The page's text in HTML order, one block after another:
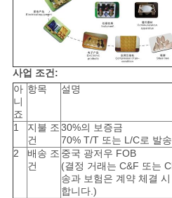
사업 조건:
아
니
죠
항목 설명
1
지불 조
건
30%의 보증금
70% T/T 또는 L/C로 발
2
배송 조
건
중국 광저우 FOB
(결정 거래는 C&F 또는
송과 보험은 계약 체결
합니다.)